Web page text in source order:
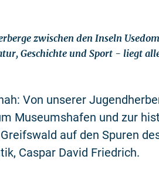
zwischen den Inseln
Geschichte und Sport - liegt
Von unserer
Museumshafen und zur
auf den Spuren
Caspar David Friedrich.